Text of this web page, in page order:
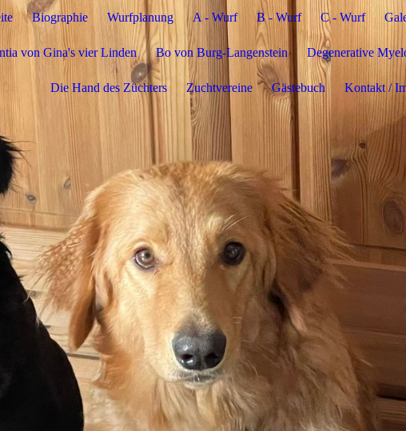
Biographie Wurfplanung A - Wurf B - Wurf C - Wurf
von Gina's vier Linden Bo von Burg-Langenstein Degenerative
Die Hand des Züchters Zuchtvereine Gästebuch Kontakt /